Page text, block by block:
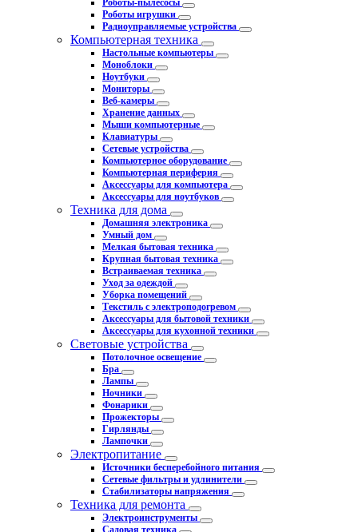
Роботы-пылесосы
Роботы игрушки
Радиоуправляемые устройства
Компьютерная техника
Настольные компьютеры
Моноблоки
Ноутбуки
Мониторы
Веб-камеры
Хранение данных
Мыши компьютерные
Клавиатуры
Сетевые устройства
Компьютерное оборудование
Компьютерная периферия
Аксессуары для компьютера
Аксессуары для ноутбуков
Техника для дома
Домашняя электроника
Умный дом
Мелкая бытовая техника
Крупная бытовая техника
Встраиваемая техника
Уход за одеждой
Уборка помещений
Текстиль с электроподогревом
Аксессуары для бытовой техники
Аксессуары для кухонной техники
Световые устройства
Потолочное освещение
Бра
Лампы
Ночники
Фонарики
Прожекторы
Гирлянды
Лампочки
Электропитание
Источники бесперебойного питания
Сетевые фильтры и удлинители
Стабилизаторы напряжения
Техника для ремонта
Электроинструменты